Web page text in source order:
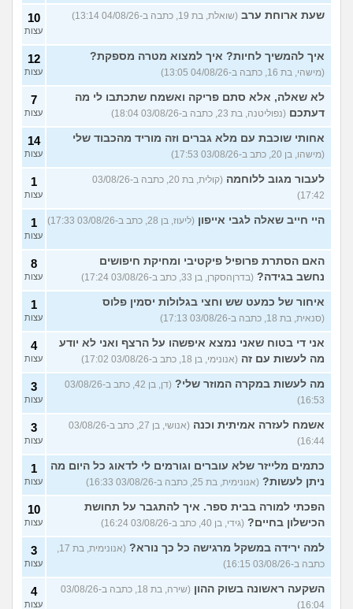
שעת ארוחת ערב (שואלת, בת 19, כתבה ב-04/08/26 13:14) 10
עצות
איך להמשיך לחיות? איך למצוא מטרה מספקת?
(מישהי, בת 16, כתבה ב-04/08/26 13:05)
12
עצות
לא שאלה, אלא סתם פריקה ואשמח שתכתבו לי מה
דעתכם (נפוליטנה, בת 23, כתבה ב-03/08/26 18:04)
7
עצות
אחותי שוכבת עם מלא גברים וזה מוריד מהכבוד שלי
(מישהו, בן 20, כתב ב-03/08/26 17:53)
14
עצות
לעבור מגוב ללוחמה
(קולית, בת 20, כתבה ב-03/08/26
17:42)
1
עצות
היי חייב שאלה לגבי אייפון (ליעוז, בן 28, כתב ב-03/08/26 17:33) 1
עצות
האם הסתרת פרופיל פיקטיבי ומחיקת חיפושים
נחשב בגידה? (בדרןהסקרן, בן 33, כתב ב-03/08/26 17:24)
8
עצות
איחור של כמעט שש וחצי בגלולות יסמין פלוס
(סנאית, בת 18, כתבה ב-03/08/26 17:13)
1
עצות
אני די בטוח שאני נמצא איפשהו על הרצף ואני לא יודע
מה לעשות עם זה (אנונימי, בן 18, כתב ב-03/08/26 17:02)
4
עצות
מה לעשות במקרה המוזר שלי?
(דן, בן 42, כתב ב-03/08/26
16:53)
3
עצות
אשמח לעזרה אמיתית וכנה
(אנושי, בן 27, כתב ב-03/08/26
16:44)
3
עצות
כתמים מלייזר שלא עוברים וגורמים לי לדאוג כל היום מה
ניתן לעשות? (אנונימית, בת 25, כתבה ב-03/08/26 16:33)
1
עצות
הפכתי למורה בבית ספר. איך להתגבר על תחושת
הכישלון בחיים? (גידי, בן 40, כתב ב-03/08/26 16:24)
10
עצות
למה ירידה במשקל מרגישה כל כך נורא?
(אנונימית, בת 17,
כתבה ב-03/08/26 16:15)
3
עצות
השקעה ראשונה בשוק ההון
(שירה, בת 18, כתבה ב-03/08/26
16:04)
4
עצות